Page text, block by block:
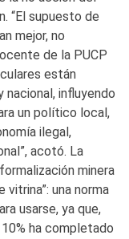
“El supuesto de
mejor, no
de la PUCP
están
influyendo
un político local,
ilegal,
acotó. La
minera
una norma
usarse, ya que,
ha completado